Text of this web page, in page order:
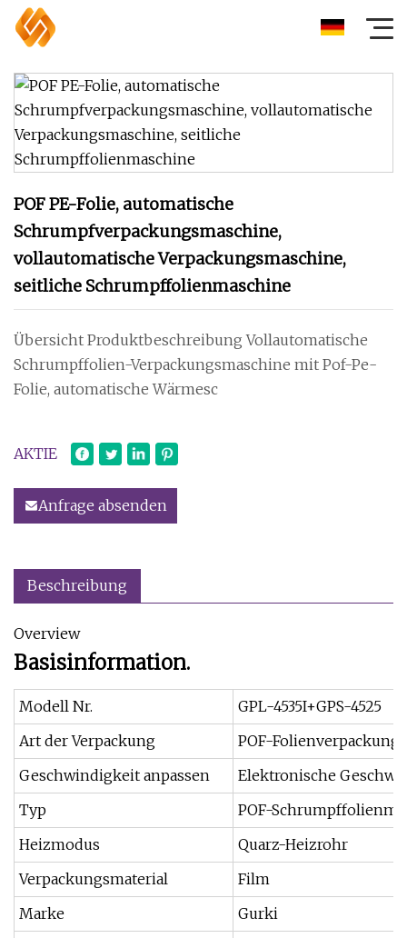
POF PE-Folie, automatische
Schrumpfverpackungsmaschine,
vollautomatische Verpackungsmaschine,
seitliche Schrumpffolienmaschine
Übersicht Produktbeschreibung Vollautomatische
Schrumpffolien-Verpackungsmaschine mit Pof-Pe-
Folie, automatische Wärmesc
AKTIE
Anfrage absenden
Beschreibung
Overview
Basisinformation.
Modell Nr.
GPL-4535I+GPS-4525
Art der Verpackung
POF-
Geschwindigkeit anpassen
Elektronische
Typ
POF-
Heizmodus
Quarz-Heizrohr
Verpackungsmaterial
Film
Marke
Gurki